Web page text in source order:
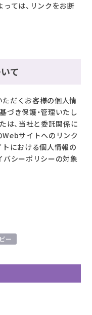
ては、リンクをお断
て
だくお客様の個人情
づき保護・管理いたし
は、当社と委託関係に
サイトへのリンク
における個人情報の
バシーポリシーの対象
ー